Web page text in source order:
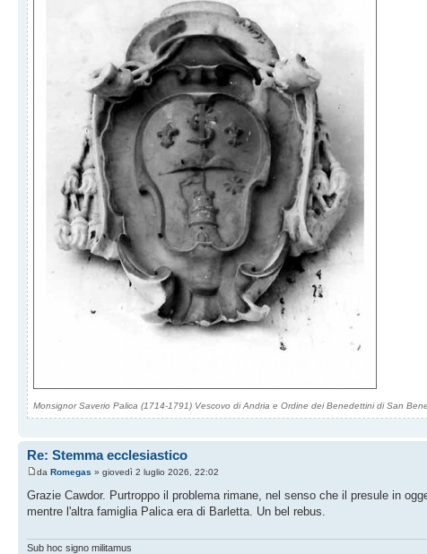
Monsignor Saverio Palica (1714-1791) Vescovo di Andria e Ordine dei Benedettini di San
Re: Stemma ecclesiastico
da Romegas » giovedì 2 luglio 2026, 22:02
Grazie Cawdor. Purtroppo il problema rimane, nel senso che il presule in
mentre l'altra famiglia Palica era di Barletta. Un bel rebus.
Sub hoc signo militamus